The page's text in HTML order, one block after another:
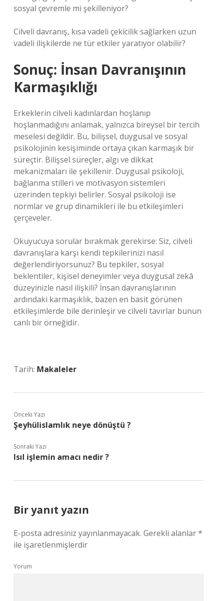
sosyal çevremle mi şekilleniyor?
Cilveli davranış, kısa vadeli çekicilik sağlarken uzun
vadeli ilişkilerde ne tür etkiler yaratıyor olabilir?
Sonuç: İnsan Davranışının
Karmaşıklığı
Erkeklerin cilveli kadınlardan hoşlanıp
hoşlanmadığını anlamak, yalnızca bireysel bir tercih
meselesi değildir. Bu, bilişsel, duygusal ve sosyal
psikolojinin kesişiminde ortaya çıkan karmaşık bir
süreçtir. Bilişsel süreçler, algı ve dikkat
mekanizmaları ile şekillenir. Duygusal psikoloji,
bağlanma stilleri ve motivasyon sistemleri
üzerinden tepkiyi belirler. Sosyal psikoloji ise
normlar ve grup dinamikleri ile bu etkileşimleri
çerçeveler.
Okuyucuya sorular bırakmak gerekirse: Siz, cilveli
davranışlara karşı kendi tepkilerinizi nasıl
değerlendiriyorsunuz? Bu tepkiler, sosyal
beklentiler, kişisel deneyimler veya duygusal zekâ
düzeyinizle nasıl ilişkili? İnsan davranışlarının
ardındaki karmaşıklık, bazen en basit görünen
etkileşimlerde bile derinleşir ve cilveli tavırlar bunun
canlı bir örneğidir.
Tarih: Makaleler
Önceki Yazı
Şeyhülislamlık neye dönüştü ?
Sonraki Yazı
Isıl işlemin amacı nedir ?
Bir yanıt yazın
E-posta adresiniz yayınlanmayacak. Gerekli alanlar*
ile işaretlenmişlerdir
Yorum